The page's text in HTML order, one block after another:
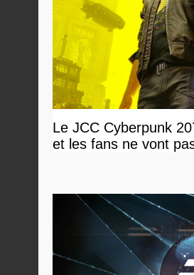
Le JCC Cyberpunk
et les fans ne vont